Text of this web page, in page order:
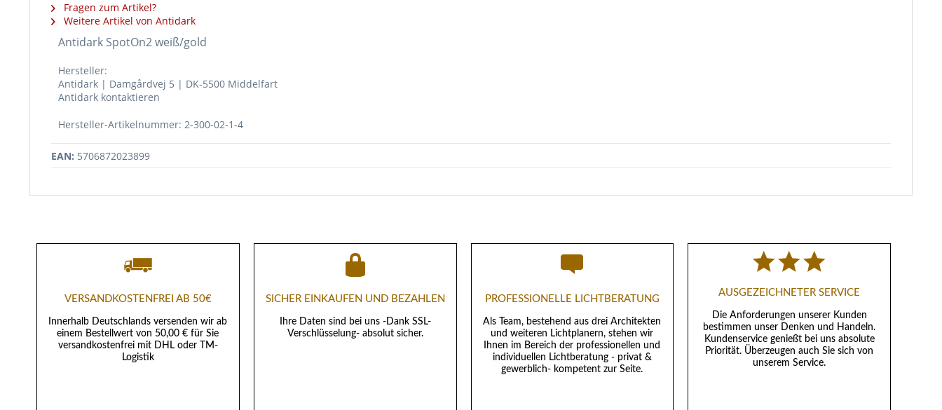
Fragen zum Artikel?
Weitere Artikel von Antidark
Antidark SpotOn2 weiß/gold
Hersteller:
Antidark | Damgårdvej 5 | DK-5500 Middelfart
Antidark kontaktieren
Hersteller-Artikelnummer: 2-300-02-1-4
EAN: 5706872023899
VERSANDKOSTENFREI AB 50€
Innerhalb Deutschlands versenden wir ab
einem Bestellwert von 50,00 € für Sie
versandkostenfrei mit DHL oder TM-
Logistik
SICHER EINKAUFEN UND BEZAHLEN
Ihre Daten sind bei uns -Dank SSL-
Verschlüsselung- absolut sicher.
PROFESSIONELLE LICHTBERATUNG
Als Team, bestehend aus drei Architekten
und weiteren Lichtplanern, stehen wir
Ihnen im Bereich der professionellen und
individuellen Lichtberatung - privat &
gewerblich- kompetent zur Seite.
AUSGEZEICHNETER SERVICE
Die Anforderungen unserer Kunden
bestimmen unser Denken und Handeln.
Kundenservice genießt bei uns absolute
Priorität. Überzeugen auch Sie sich von
unserem Service.